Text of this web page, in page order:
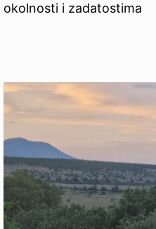
okolnosti i zadatostima